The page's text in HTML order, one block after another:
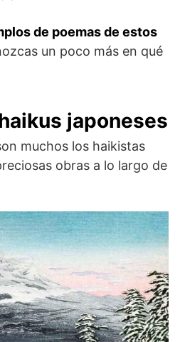
de poemas de estos
un poco más en qué
japoneses
muchos los haikistas
obras a lo largo de